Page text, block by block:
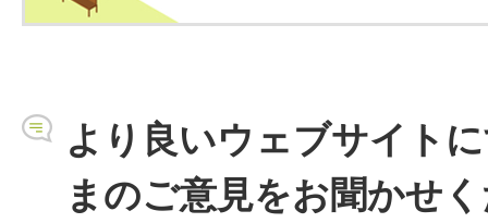
より良いウェブサイト
まのご意見をお聞かせ